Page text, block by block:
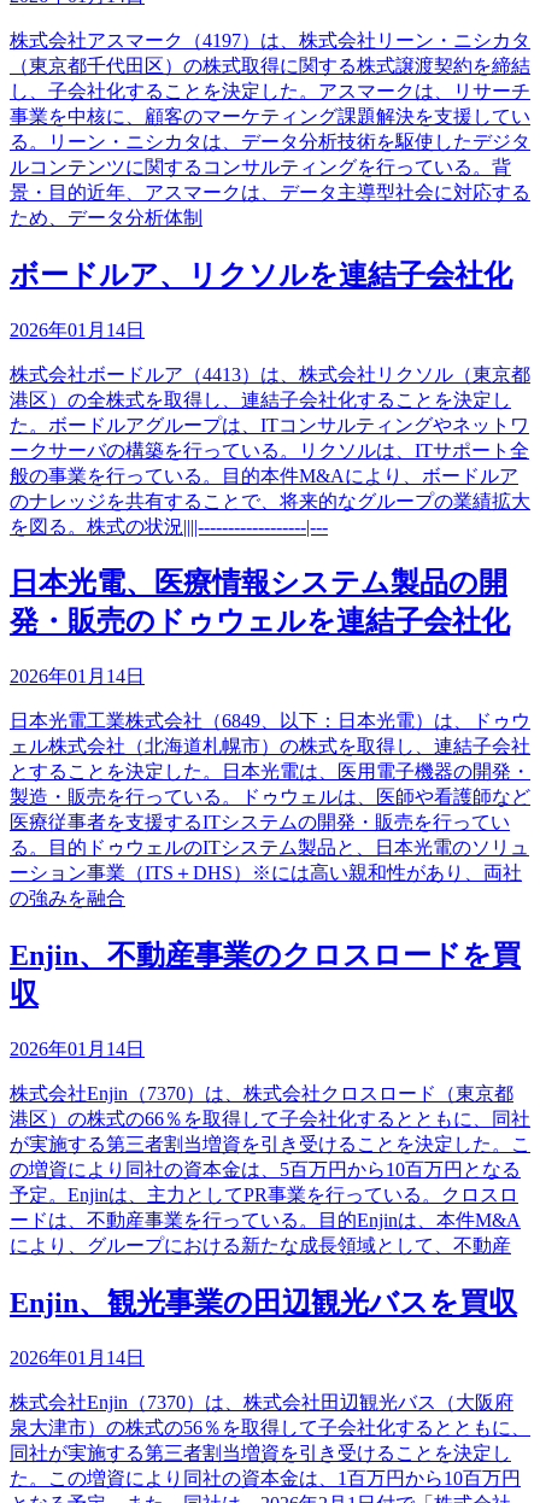
株式会社アスマーク（4197）は、株式会社リーン・ニシカタ
（東京都千代田区）の株式取得に関する株式譲渡契約を締結
し、子会社化することを決定した。アスマークは、リサーチ
事業を中核に、顧客のマーケティング課題解決を支援してい
る。リーン・ニシカタは、データ分析技術を駆使したデジタ
ルコンテンツに関するコンサルティングを行っている。背
景・目的近年、アスマークは、データ主導型社会に対応する
ため、データ分析体制
ボードルア、リクソルを連結子会社化
2026年01月14日
株式会社ボードルア（4413）は、株式会社リクソル（東京都
港区）の全株式を取得し、連結子会社化することを決定し
た。ボードルアグループは、ITコンサルティングやネットワ
ークサーバの構築を行っている。リクソルは、ITサポート全
般の事業を行っている。目的本件M&Aにより、ボードルア
のナレッジを共有することで、将来的なグループの業績拡大
を図る。株式の状況||||------------------|---
日本光電、医療情報システム製品の開
発・販売のドゥウェルを連結子会社化
2026年01月14日
日本光電工業株式会社（6849、以下：日本光電）は、ドゥウ
ェル株式会社（北海道札幌市）の株式を取得し、連結子会社
とすることを決定した。日本光電は、医用電子機器の開発・
製造・販売を行っている。ドゥウェルは、医師や看護師など
医療従事者を支援するITシステムの開発・販売を行ってい
る。目的ドゥウェルのITシステム製品と、日本光電のソリュ
ーション事業（ITS＋DHS）※には高い親和性があり、両社
の強みを融合
Enjin、不動産事業のクロスロードを買
収
2026年01月14日
株式会社Enjin（7370）は、株式会社クロスロード（東京都
港区）の株式の66％を取得して子会社化するとともに、同社
が実施する第三者割当増資を引き受けることを決定した。こ
の増資により同社の資本金は、5百万円から10百万円となる
予定。Enjinは、主力としてPR事業を行っている。クロスロ
ードは、不動産事業を行っている。目的Enjinは、本件M&A
により、グループにおける新たな成長領域として、不動産
Enjin、観光事業の田辺観光バスを買収
2026年01月14日
株式会社Enjin（7370）は、株式会社田辺観光バス（大阪府
泉大津市）の株式の56％を取得して子会社化するとともに、
同社が実施する第三者割当増資を引き受けることを決定し
た。この増資により同社の資本金は、1百万円から10百万円